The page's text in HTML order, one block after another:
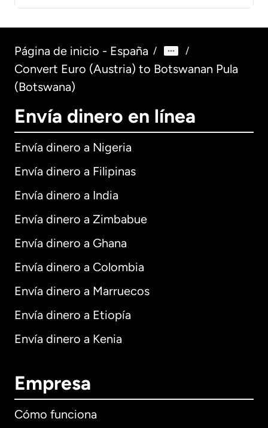
Página de inicio - España / /
Convert Euro (Austria) to Botswanan Pula
(Botswana)
Envía dinero en línea
Envía dinero a Nigeria
Envía dinero a Filipinas
Envía dinero a India
Envía dinero a Zimbabue
Envía dinero a Ghana
Envía dinero a Colombia
Envía dinero a Marruecos
Envía dinero a Etiopía
Envía dinero a Kenia
Empresa
Cómo funciona